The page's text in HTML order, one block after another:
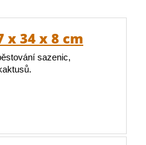
x 34 x 8 cm
sazenic,